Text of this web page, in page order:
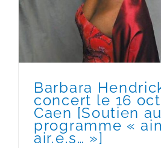
[Soutien au
« aimez ces
Barbara
concert le 16
Caen [Soutien au
programme «
air.e.s… »]